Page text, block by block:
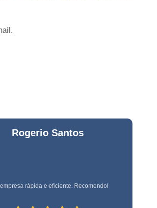
Empresa
Empresa
Bianca
Zanardo
referência em terceirização de mão de obra!